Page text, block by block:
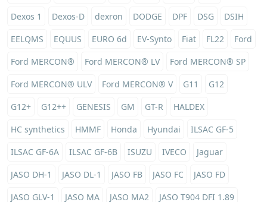
Dexos 1
Dexos-D dexron DODGE DPF DSG
DSIH
EELQMS
EQUUS EURO 6d EV-Synto Fiat FL22
Ford
Ford MERCON®
Ford MERCON® LV
Ford MERCON® SP
Ford MERCON® ULV
Ford MERCON® V G11
G12
G12+
G12++ GENESIS GM GT-R
HALDEX
HC synthetics
HMMF Honda Hyundai
ILSAC GF-5
ILSAC GF-6A
ILSAC GF-6B ISUZU IVECO
Jaguar
JASO DH-1
JASO DL-1 JASO FB JASO FC
JASO FD
JASO GLV-1
JASO MA JASO MA2
JASO T904 DFI 1.89